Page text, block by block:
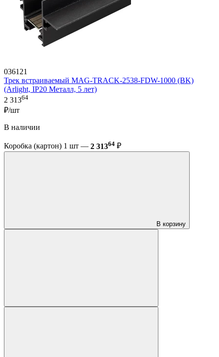
036121
Трек встраиваемый MAG-TRACK-2538-FDW-1000 (BK)
(Arlight, IP20 Металл, 5 лет)
2 31364
₽/шт
В наличии
Коробка (картон) 1 шт — 2 31364 ₽
В корзину